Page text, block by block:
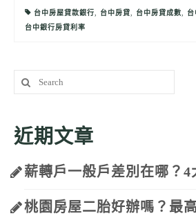
台中房屋貸款銀行, 台中房貸, 台中房貸成數,
台中銀行房貸利率
Search
for:
近期文章
薪轉戶一般戶差別在哪？4
桃園房屋二胎好辦嗎？最